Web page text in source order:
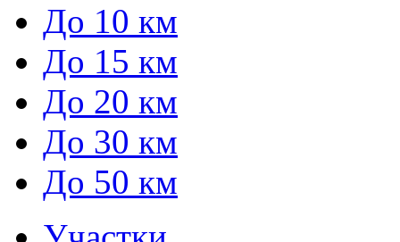
До 10 км
До 15 км
До 20 км
До 30 км
До 50 км